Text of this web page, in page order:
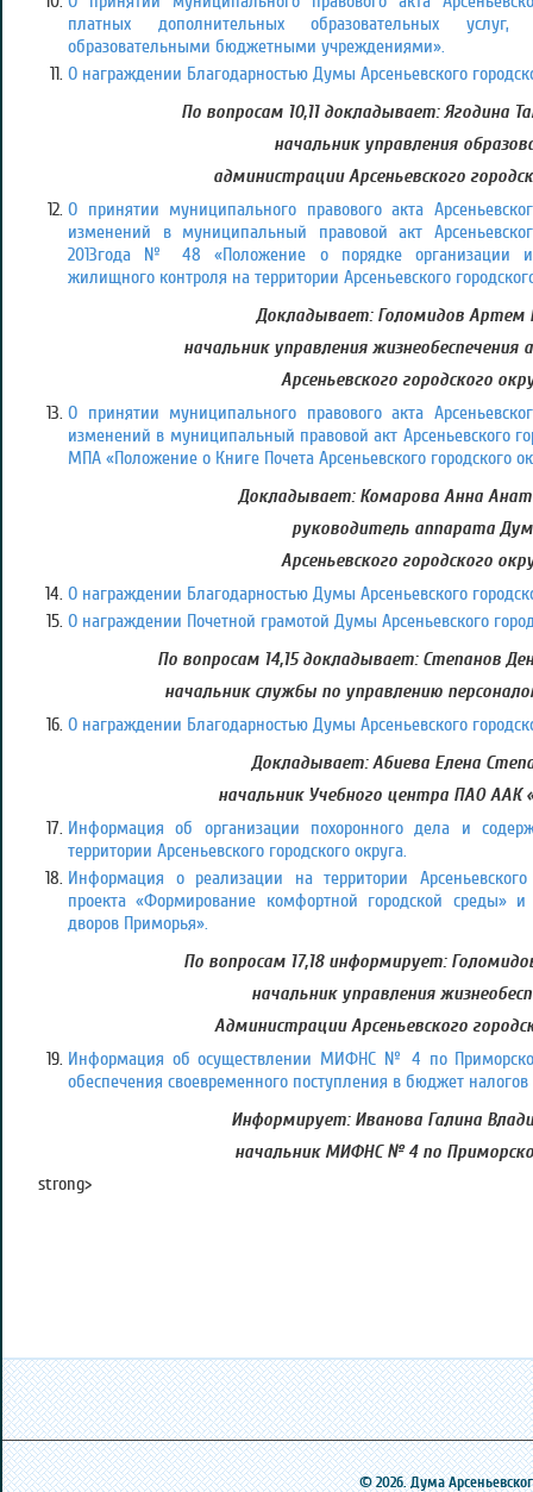
платных дополнительных образовательных
образовательными бюджетными учреждениями».
О награждении Благодарностью Думы Арсеньевского
По вопросам 10,11 докладывает: Ягодина
начальник управления
администрации Арсеньевского
О принятии муниципального правового акта
изменений в муниципальный правовой акт
2013года № 48 «Положение о порядке организации и
жилищного контроля на территории Арсеньевского
Докладывает: Голомидов Артем
начальник управления жизнеобеспечения
Арсеньевского городского
О принятии муниципального правового акта
изменений в муниципальный правовой акт Арсеньевского
МПА «Положение о Книге Почета Арсеньевского городского
Докладывает: Комарова Анна
руководитель аппарата
Арсеньевского городского
О награждении Благодарностью Думы Арсеньевского
О награждении Почетной грамотой Думы Арсеньевского
По вопросам 14,15 докладывает: Степанов
начальник службы по управлению
О награждении Благодарностью Думы Арсеньевского
Докладывает: Абиева Елена
начальник Учебного центра ПАО ААК
Информация об организации похоронного дела и
территории Арсеньевского городского округа.
Информация о реализации на территории Арсеньевского
проекта «Формирование комфортной городской среды»
дворов Приморья».
По вопросам 17,18 информирует:
начальник управления
Администрации Арсеньевского
Информация об осуществлении МИФНС № 4 по
обеспечения своевременного поступления в бюджет налогов
Информирует: Иванова Галина
начальник МИФНС № 4 по
strong>
© 2026. Дума